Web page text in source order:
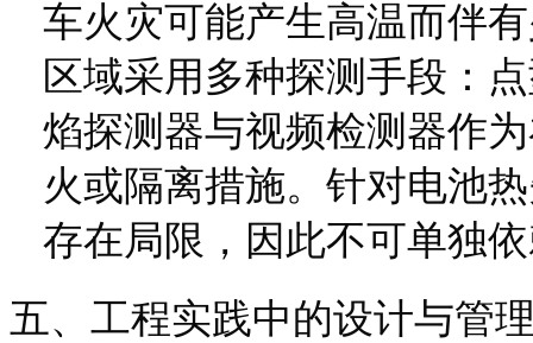
车火灾可能产生高温而伴
区域采用多种探测手段：
焰探测器与视频检测器作
火或隔离措施。针对电池
存在局限，因此不可单独
五、工程实践中的设计与管